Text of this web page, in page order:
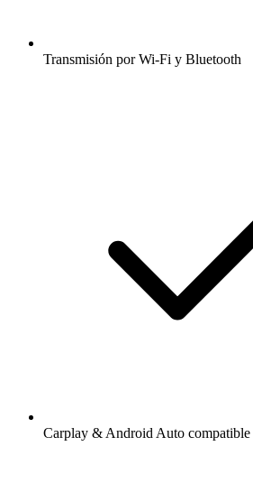
Transmisión por Wi-Fi y Bluetooth
Carplay & Android Auto compatible